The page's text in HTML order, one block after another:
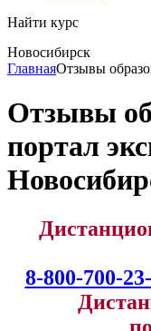
Найти курс
Новосибирск
ГлавнаяОтзывы
Отзывы
портал
8-800-700-